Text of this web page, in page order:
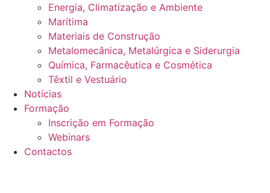
Energia, Climatização e Ambiente
Marítima
Materiais de Construção
Metalomecânica, Metalúrgica e Siderurgia
Química, Farmacêutica e Cosmética
Têxtil e Vestuário
Notícias
Formação
Inscrição em Formação
Webinars
Contactos